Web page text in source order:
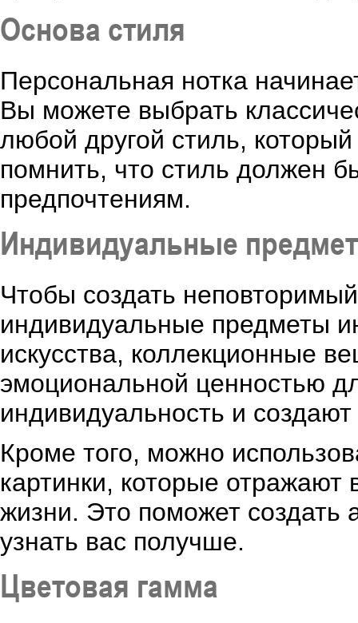
Основа стиля
Персональная нотка
Вы можете выбрать
любой другой стиль,
помнить, что стиль должен
предпочтениям.
Индивидуальные
Чтобы создать
индивидуальные предметы
искусства, коллекционные
эмоциональной ценностью
индивидуальность и
Кроме того, можно
картинки, которые
жизни. Это поможет создать
узнать вас получше.
Цветовая гамма